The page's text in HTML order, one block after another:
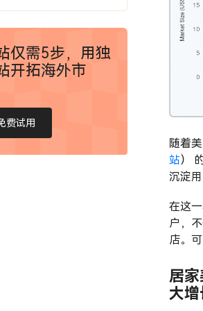
仅需5步，用独
开拓海外市
费试用
随着
站）
沉淀
在这
户，
店。
居
大